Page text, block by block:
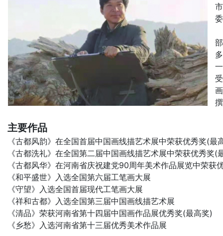
主要作品
《古都风韵》在全国首届中国画线描艺术展中荣获优秀奖(最
《古都洗礼》在全国第二届中国画线描艺术展中荣获优秀奖(
《古都风华》在河南省庆祝建党90周年美术作品展览中荣获
《和平盛世》入选全国第六届工笔画大展
《守望》入选全国首届现代工笔画大展
《祥和古都》入选全国第三届中国画线描艺术展
《清品》荣获河南省第十四届中国画作品展优秀奖(最高奖)
《乡愁》入选河南省第十三届优秀美术作品展